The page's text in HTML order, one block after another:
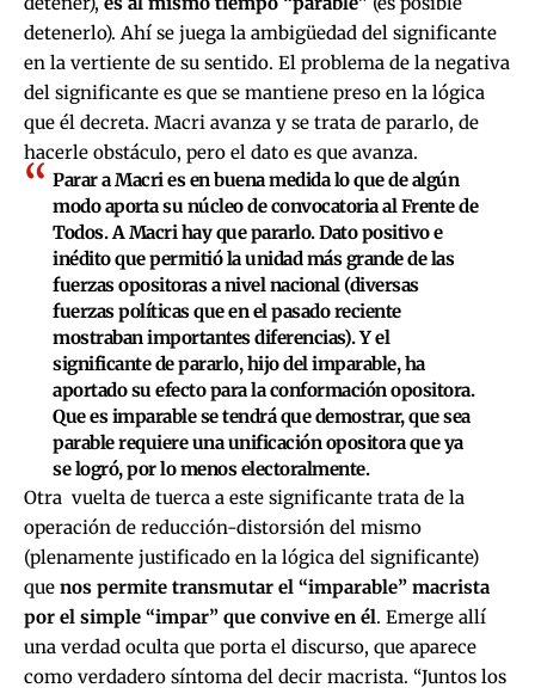
detenerlo). Ahí se juega la ambigüedad del significante
en la vertiente de su sentido. El problema de la negativa
del significante es que se mantiene preso en la lógica
que él decreta. Macri avanza y se trata de pararlo, de
hacerle obstáculo, pero el dato es que avanza.
Parar a Macri es en buena medida lo que de algún
modo aporta su núcleo de convocatoria al Frente de
Todos. A Macri hay que pararlo.Dato positivo e
inédito que permitió la unidad más grande de las
fuerzas opositoras a nivel nacional (diversas
fuerzas políticas que en el pasado reciente
mostraban importantes diferencias). Y el
significante de pararlo, hijo del imparable, ha
aportado su efecto para la conformación opositora.
Que es imparable se tendrá que demostrar, que sea
parable requiere una unificación opositora que ya
se logró, por lo menos electoralmente.
Otra vuelta de tuerca a este significante trata de la
operación de reducción-distorsión del mismo
(plenamente justificado en la lógica del significante)
que nos permite transmutar el “imparable” macrista
por el simple “impar” que convive en él. Emerge allí
una verdad oculta que porta el discurso, que aparece
como verdadero síntoma del decir macrista. “Juntos los